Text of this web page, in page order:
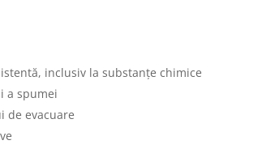
inclusiv la substanțe chimice
a spumei
de evacuare